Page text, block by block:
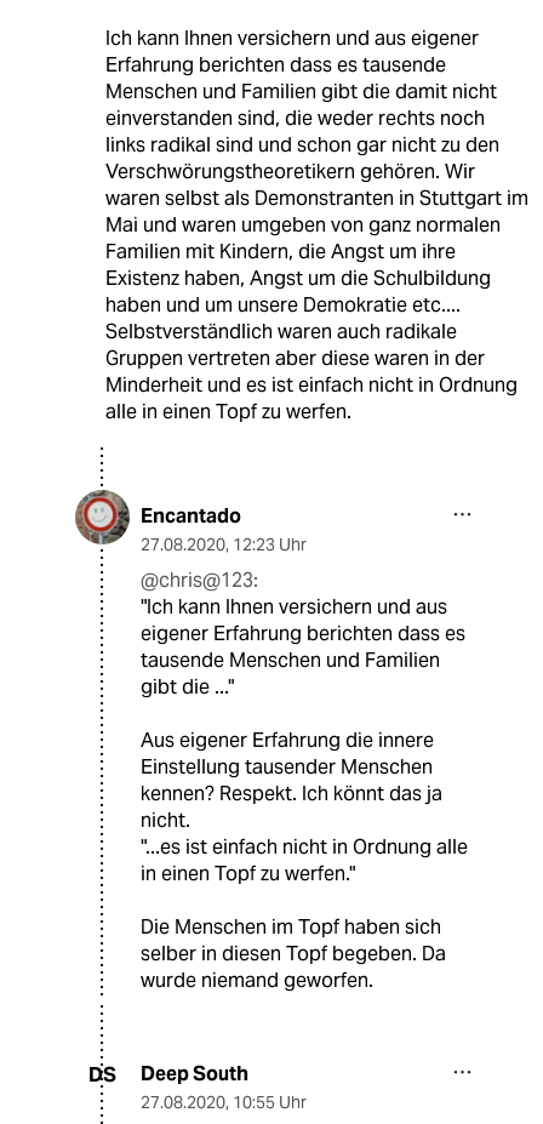
Ich kann Ihnen versichern und aus eigener
Erfahrung berichten dass es tausende
Menschen und Familien gibt die damit nicht
einverstanden sind, die weder rechts noch
links radikal sind und schon gar nicht zu den
Verschwörungstheoretikern gehören. Wir
waren selbst als Demonstranten in Stuttgart im
Mai und waren umgeben von ganz normalen
Familien mit Kindern, die Angst um ihre
Existenz haben, Angst um die Schulbildung
haben und um unsere Demokratie etc....
Selbstverständlich waren auch radikale
Gruppen vertreten aber diese waren in der
Minderheit und es ist einfach nicht in Ordnung
alle in einen Topf zu werfen.
Encantado
27.08.2020, 12:23 Uhr
@chris@123:
"Ich kann Ihnen versichern und aus
eigener Erfahrung berichten dass es
tausende Menschen und Familien
gibt die ..."
Aus eigener Erfahrung die innere
Einstellung tausender Menschen
kennen? Respekt. Ich könnt das ja
nicht.
"...es ist einfach nicht in Ordnung alle
in einen Topf zu werfen."
Die Menschen im Topf haben sich
selber in diesen Topf begeben. Da
wurde niemand geworfen.
DS Deep South
27.08.2020, 10:55 Uhr